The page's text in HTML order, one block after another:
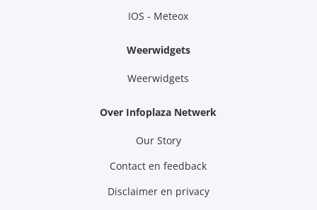
IOS - Meteox
Weerwidgets
Weerwidgets
Over Infoplaza Netwerk
Our Story
Contact en feedback
Disclaimer en privacy